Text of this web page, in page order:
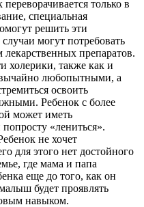
только в
специальная
решить эти
могут потребовать
лекарственных препаратов.
холерики, также как и
любопытными, а
освоить
Ребенок с более
может иметь
«лениться».
не хочет
для этого нет достойного
где мама и папа
еще до того, как он
будет проявлять
навыком.